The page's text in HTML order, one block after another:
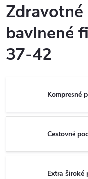
bavlnené
37-42
Kompresné
Cestovné
Extra široké